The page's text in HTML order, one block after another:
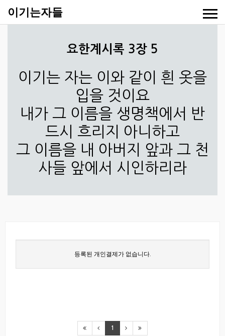
이기는자들
요한계시록 3장 5
이기는 자는 이와 같이 흰 옷을
입을 것이요
내가 그 이름을 생명책에서 반
드시 흐리지 아니하고
그 이름을 내 아버지 앞과 그 천
사들 앞에서 시인하리라
등록된 개인결제가 없습니다.
1